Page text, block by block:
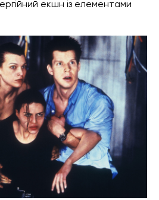
екшн із елементами